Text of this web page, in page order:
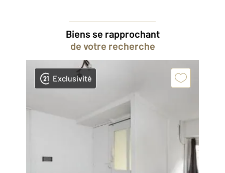
Biens se rapprochant
de votre recherche
Exclusivité